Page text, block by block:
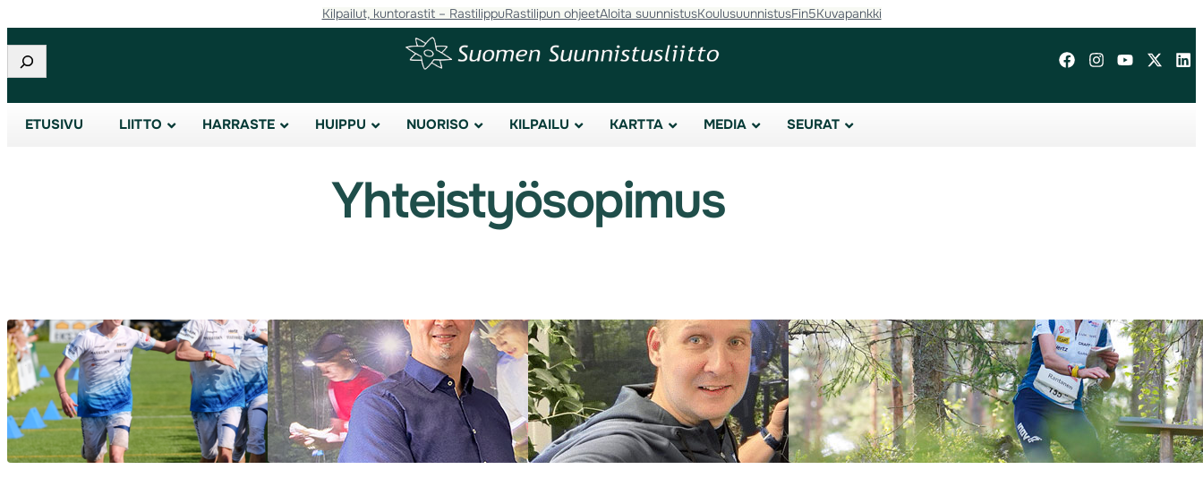
sisältöön
Kilpailut, kuntorastit – RastilippuRastilipun ohjeetAloita suunnistusKoulusuunnistusFin5Kuvapankki
Etsi
ETUSIVU LIITTO HARRASTE HUIPPU NUORISO KILPAILU KARTTA MEDIA SEURAT
Yhteistyösopimus